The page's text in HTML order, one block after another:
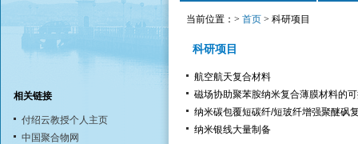
相关链接
付绍云教授个人主页
中国聚合物网
当前位置：> 首页 > 科研项目
科研项目
航空航天复合材料
磁场协助聚苯胺纳米复合薄膜材料的
纳米碳包覆短碳纤/短玻纤增强聚醚砜
纳米银线大量制备